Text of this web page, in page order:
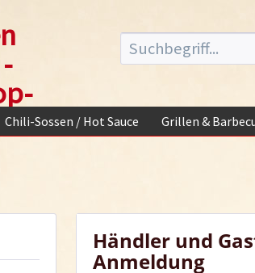
Chili-Sossen / Hot Sauce Grillen &
Händler und
Anmeldung